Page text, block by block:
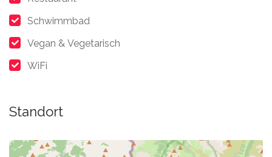
Schwimmbad
Vegan & Vegetarisch
WiFi
Standort